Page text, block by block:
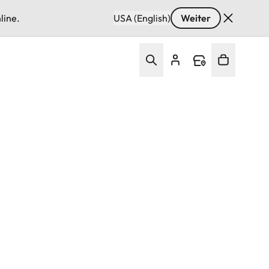
USA (English) Weiter